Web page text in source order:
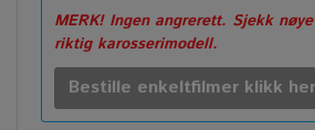
MERK! Ingen angrerett. Sjekk
riktig karosserimodell.
Bestille enkeltfilmer klikk her